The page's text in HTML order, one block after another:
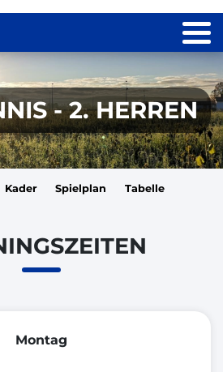
- 2. HERREN
Kader Spielplan Tabelle
Montag